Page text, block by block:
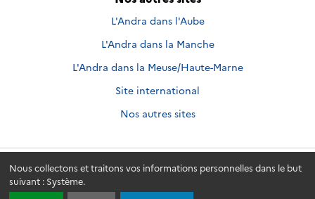
Nous collectons et traitons vos informations personnelles dans le but
suivant : Système.
L'Andra dans l'Aube
L'Andra dans la Manche
L'Andra dans la Meuse/Haute-Marne
Site international
Nos autres sites
Andra.fr © 2026 - Andra. Tous droits réservés.